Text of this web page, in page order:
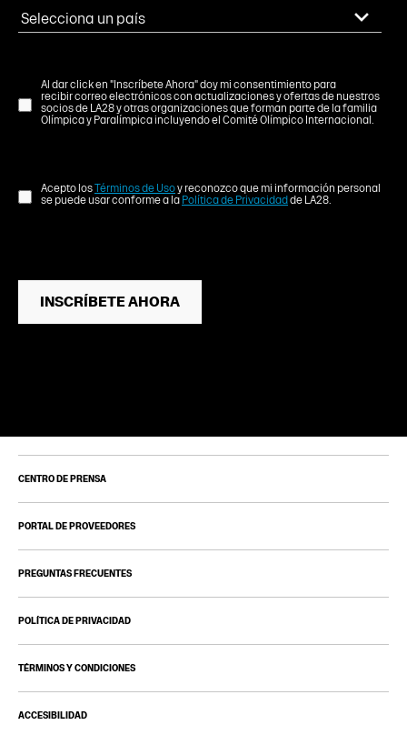
Al dar click en "Inscríbete Ahora" doy mi consentimiento para
recibir correo electrónicos con actualizaciones y ofertas de nuestros
socios de LA28 y otras organizaciones que forman parte de la familia
Olímpica y Paralímpica incluyendo el Comité Olímpico Internacional.
Acepto losTérminos de Usoy reconozco que mi información personal
se puede usar conforme a la Política de Privacidadde LA28.
INSCRÍBETE AHORA
CENTRO DE PRENSA
PORTAL DE PROVEEDORES
PREGUNTAS FRECUENTES
POLÍTICA DE PRIVACIDAD
TÉRMINOS Y CONDICIONES
ACCESIBILIDAD